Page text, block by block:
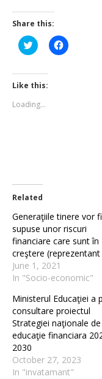
Share this:
Click
to
Twitter
(Opens
in
window)
Click
to
Like this:
Loading...
Related
Generaţiile tinere vor fi
supuse unor riscuri
financiare care sunt în
creştere (reprezentant
June 1, 2021
In "Socio-economic"
Ministerul Educaţiei a
consultare proiectul
Strategiei naţionale de
educaţie financiara
2030
October 27, 2023
In "invatamant"